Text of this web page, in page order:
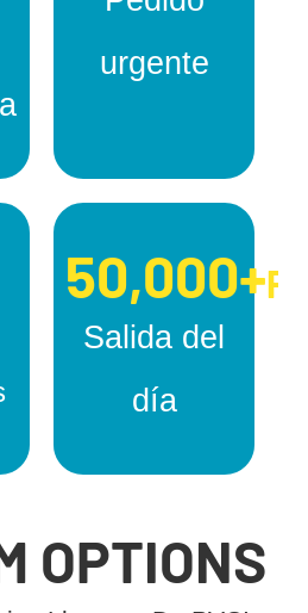
urgente
50,000+
Salida del
día
OPTIONS